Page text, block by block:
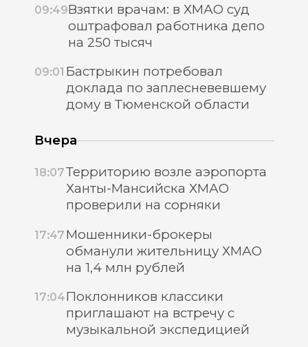
09:49Взятки врачам: в ХМАО суд
оштрафовал работника депо
на 250 тысяч
09:01 Бастрыкин потребовал
доклада по заплесневевшему
дому в Тюменской области
Вчера
18:07Территорию возле аэропорта
Ханты-Мансийска ХМАО
проверили на сорняки
17:47 Мошенники-брокеры
обманули жительницу ХМАО
на 1,4 млн рублей
17:04Поклонников классики
приглашают на встречу с
музыкальной экспедицией